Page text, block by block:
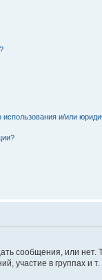
и/или
сообщения, или нет.
в группах и т.